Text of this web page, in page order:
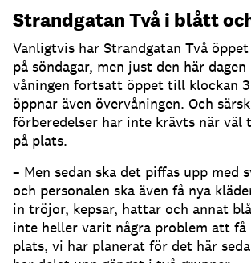
Strandgatan Två i blått
Vanligtvis har Strandgatan Två
på söndagar, men just den här
våningen fortsatt öppet till klockan
öppnar även övervåningen. Och
förberedelser har inte krävts när väl
på plats.
– Men sedan ska det piffas upp med
och personalen ska även få nya
in tröjor, kepsar, hattar och annat
inte heller varit några problem att få
plats, vi har planerat för det här